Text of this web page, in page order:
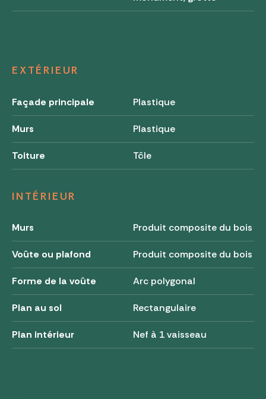
EXTÉRIEUR
Façade principale Plastique
Murs Plastique
Toiture Tôle
INTÉRIEUR
Murs Produit composite du bois
Voûte ou plafond Produit composite du bois
Forme de la voûte Arc polygonal
Plan au sol Rectangulaire
Plan intérieur Nef à 1 vaisseau